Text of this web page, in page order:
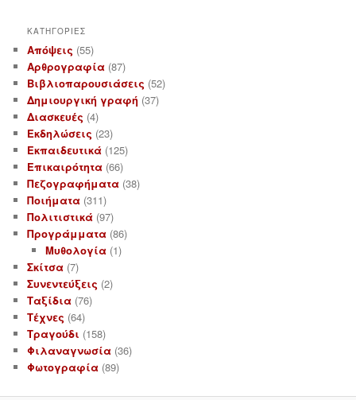
ΚΑΤΗΓΟΡΙΕΣ
Απόψεις (55)
Αρθρογραφία (87)
Βιβλιοπαρουσιάσεις (52)
Δημιουργική γραφή (37)
Διασκευές (4)
Εκδηλώσεις (23)
Εκπαιδευτικά (125)
Επικαιρότητα (66)
Πεζογραφήματα (38)
Ποιήματα (311)
Πολιτιστικά (97)
Προγράμματα (86)
Μυθολογία(1)
Σκίτσα (7)
Συνεντεύξεις (2)
Ταξίδια (76)
Τέχνες (64)
Τραγούδι (158)
Φιλαναγνωσία (36)
Φωτογραφία (89)